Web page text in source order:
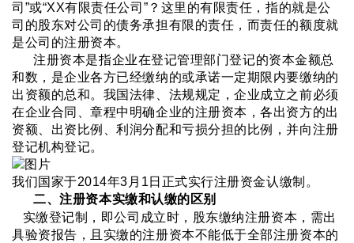
司”或“XX有限责任公司”？这里的有限责任，指的就是公
司的股东对公司的债务承担有限的责任，而责任的额度就
是公司的注册资本。
注册资本是指企业在登记管理部门登记的资本金额总
和数，是企业各方已经缴纳的或承诺一定期限内要缴纳的
出资额的总和。我国法律、法规规定，企业成立之前必须
在企业合同、章程中明确企业的注册资本，各出资方的出
资额、出资比例、利润分配和亏损分担的比例，并向注册
登记机构登记。
我们国家于2014年3月1日正式实行注册资金认缴制。
二、注册资本实缴和认缴的区别
实缴登记制，即公司成立时，股东缴纳注册资本，需出
具验资报告，且实缴的注册资本不能低于全部注册资本的